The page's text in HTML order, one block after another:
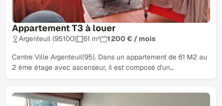
Appartement T3 à louer
Argenteuil (95100) 61 m² 1 200 € / mois
Centre Ville Argenteuil(95). Dans un appartement de 61 M2 au
2 ème étage avec ascenseur, il est composé d'un…